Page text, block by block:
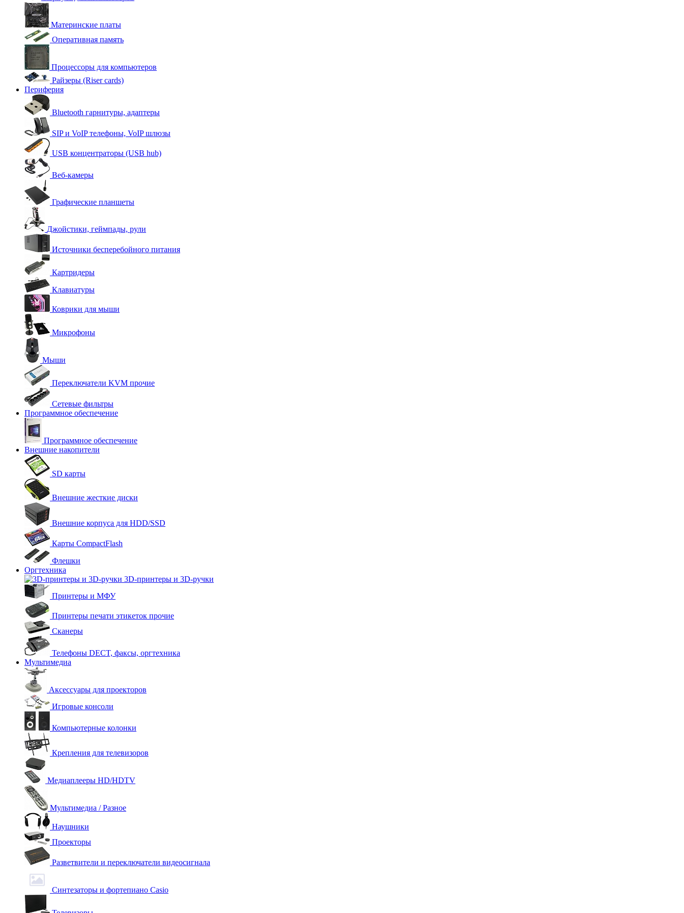
Материнские платы
Оперативная память
Процессоры для компьютеров
Райзеры (Riser cards)
Периферия
Bluetooth гарнитуры, адаптеры
SIP и VoIP телефоны, VoIP шлюзы
USB концентраторы (USB hub)
Веб-камеры
Графические планшеты
Джойстики, геймпады, рули
Источники бесперебойного питания
Картридеры
Клавиатуры
Коврики для мыши
Микрофоны
Мыши
Переключатели KVM прочие
Сетевые фильтры
Программное обеспечение
Программное обеспечение
Внешние накопители
SD карты
Внешние жесткие диски
Внешние корпуса для HDD/SSD
Карты CompactFlash
Флешки
Оргтехника
3D-принтеры и 3D-ручки
Принтеры и МФУ
Принтеры печати этикеток прочие
Сканеры
Телефоны DECT, факсы, оргтехника
Мультимедиа
Аксессуары для проекторов
Игровые консоли
Компьютерные колонки
Крепления для телевизоров
Медиаплееры HD/HDTV
Мультимедиа / Разное
Наушники
Проекторы
Разветвители и переключатели видеосигнала
Синтезаторы и фортепиано Casio